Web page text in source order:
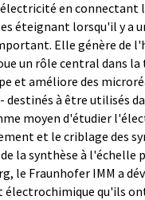
en connectant
éteignant lorsqu'il y a
Elle génère de
un rôle central dans
et améliore des
à être utilisés
moyen d'étudier
et le criblage des
la synthèse à l'échelle
le Fraunhofer IMM a
qu'ils